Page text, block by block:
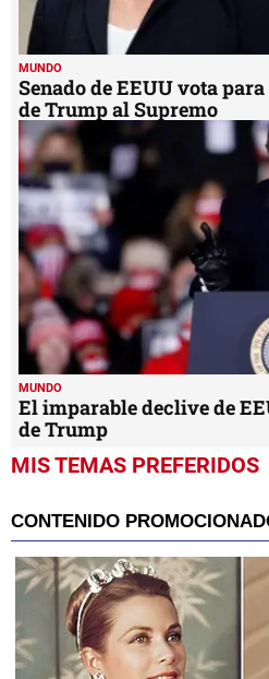
MUNDO
Senado de EEUU vota
de Trump al Supremo
MUNDO
El imparable declive de
de Trump
MIS TEMAS PREFERIDOS